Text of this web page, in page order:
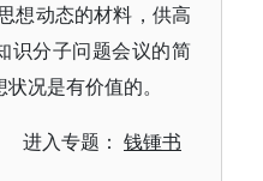
想动态的材料，供高
识分子问题会议的简
况是有价值的。
进入专题： 钱锺书